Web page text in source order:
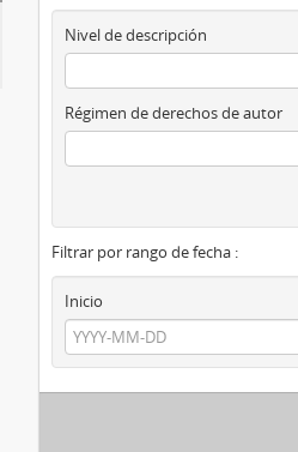
Nivel de descripción
Régimen de derechos de autor
Filtrar por rango de fecha :
Inicio